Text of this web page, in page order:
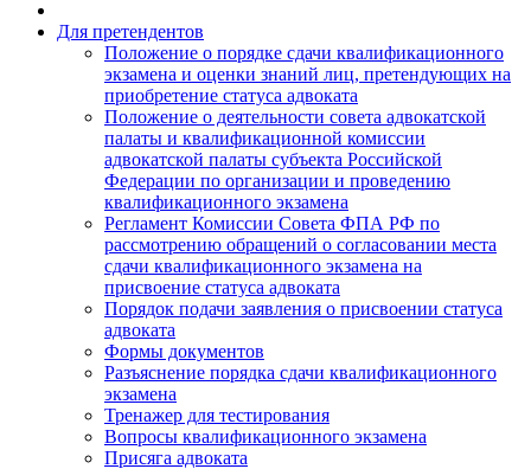
Для претендентов
Положение о порядке сдачи квалификационного
экзамена и оценки знаний лиц, претендующих на
приобретение статуса адвоката
Положение о деятельности совета адвокатской
палаты и квалификационной комиссии
адвокатской палаты субъекта Российской
Федерации по организации и проведению
квалификационного экзамена
Регламент Комиссии Совета ФПА РФ по
рассмотрению обращений о согласовании места
сдачи квалификационного экзамена на
присвоение статуса адвоката
Порядок подачи заявления о присвоении статуса
адвоката
Формы документов
Разъяснение порядка сдачи квалификационного
экзамена
Тренажер для тестирования
Вопросы квалификационного экзамена
Присяга адвоката